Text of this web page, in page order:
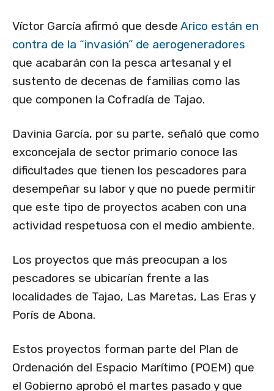
Víctor García afirmó que desde Arico están en
contra de la “invasión” de aerogeneradores
que acabarán con la pesca artesanal y el
sustento de decenas de familias como las
que componen la Cofradía de Tajao.
Davinia García, por su parte, señaló que como
exconcejala de sector primario conoce las
dificultades que tienen los pescadores para
desempeñar su labor y que no puede permitir
que este tipo de proyectos acaben con una
actividad respetuosa con el medio ambiente.
Los proyectos que más preocupan a los
pescadores se ubicarían frente a las
localidades de Tajao, Las Maretas, Las Eras y
Porís de Abona.
Estos proyectos forman parte del Plan de
Ordenación del Espacio Marítimo (POEM) que
el Gobierno aprobó el martes pasado y que